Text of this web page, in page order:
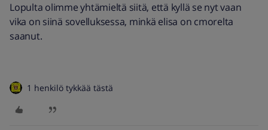
Lopulta olimme yhtämieltä siitä, että kyllä se nyt vaan
vika on siinä sovelluksessa, minkä elisa on cmorelta
saanut.
1 henkilö tykkää tästä